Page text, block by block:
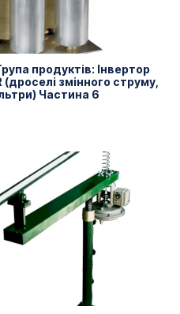
продуктів: Інвертор
(дроселі змінного струму,
Частина 6